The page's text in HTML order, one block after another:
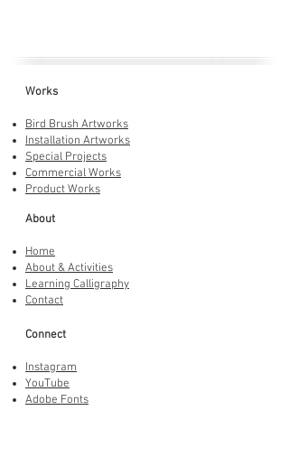
Works
Bird Brush Artworks
Installation Artworks
Special Projects
Commercial Works
Product Works
About
Home
About & Activities
Learning Calligraphy
Contact
Connect
Instagram
YouTube
Adobe Fonts